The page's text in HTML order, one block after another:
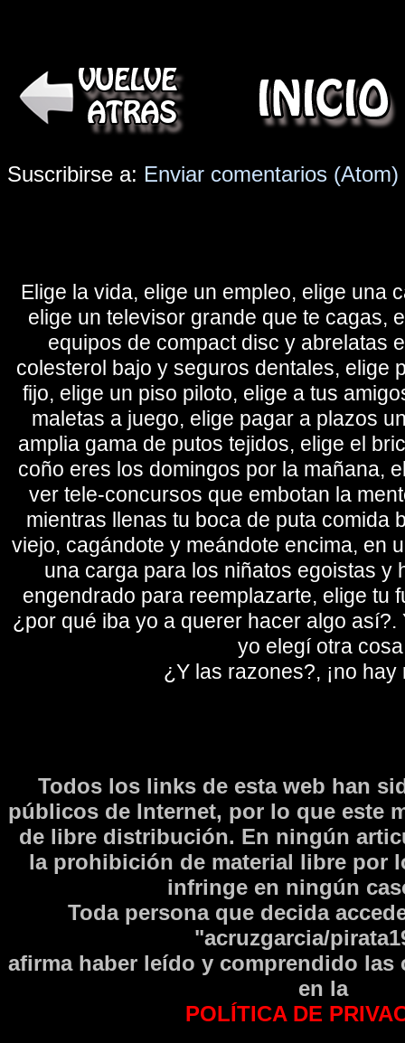
Suscribirse a: Enviar comentarios (Atom)
Elige la vida, elige un empleo, elige una
elige un televisor grande que te cagas,
equipos de compact disc y abrelatas
colesterol bajo y seguros dentales, elige
fijo, elige un piso piloto, elige a tus
maletas a juego, elige pagar a plazos
amplia gama de putos tejidos, elige el
coño eres los domingos por la mañana,
ver tele-concursos que embotan la
mientras llenas tu boca de puta comida
viejo, cagándote y meándote encima, en
una carga para los niñatos egoistas y
engendrado para reemplazarte, elige tu
¿por qué iba yo a querer hacer algo así?.
yo elegí otra
¿Y las razones?, ¡no hay
Todos los links de esta web han
públicos de Internet, por lo que este
de libre distribución. En ningún
la prohibición de material libre por
infringe en ningún
Toda persona que decida
"acruzgarcia/
afirma haber leí­do y comprendido las
en la
POLÍTICA DE